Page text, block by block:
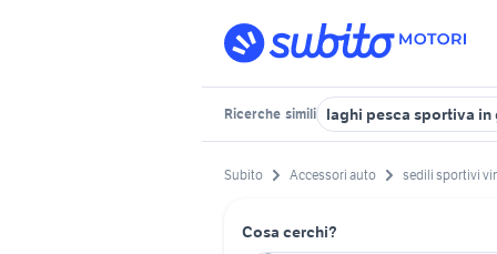
Ricerche simili laghi pesca sportiva in
Subito Accessori auto sedili sportivi
Cosa cerchi?